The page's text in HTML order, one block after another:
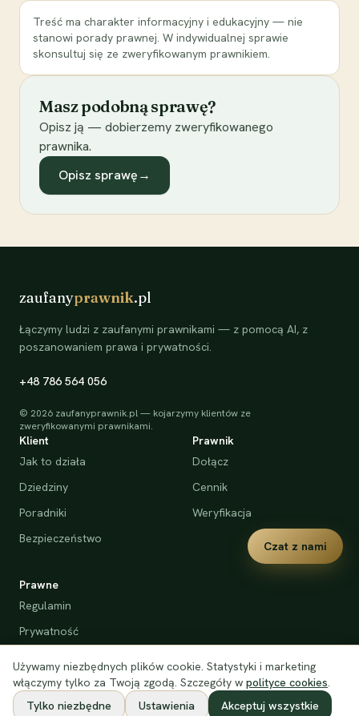
Treść ma charakter informacyjny i edukacyjny — nie
stanowi porady prawnej. W indywidualnej sprawie
skonsultuj się ze zweryfikowanym prawnikiem.
Masz podobną sprawę?
Opisz ją — dobierzemy zweryfikowanego
prawnika.
Opisz sprawę→
zaufanyprawnik.pl
Łączymy ludzi z zaufanymi prawnikami — z pomocą AI, z
poszanowaniem prawa i prywatności.
+48 786 564 056
© 2026 zaufanyprawnik.pl — kojarzymy klientów ze
zweryfikowanymi prawnikami.
Klient
Jak to działa
Dziedziny
Poradniki
Bezpieczeństwo
Prawnik
Dołącz
Cennik
Weryfikacja
Prawne
Regulamin
Prywatność
Deklaracja dostępności
Czat z nami
Używamy niezbędnych plików cookie. Statystyki i marketing
włączymy tylko za Twoją zgodą. Szczegóły w polityce cookies.
Tylko niezbędne
Ustawienia Akceptuj wszystkie